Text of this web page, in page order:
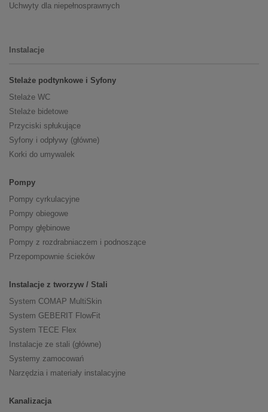
Uchwyty dla niepełnosprawnych
Instalacje
Stelaże podtynkowe i Syfony
Stelaże WC
Stelaże bidetowe
Przyciski spłukujące
Syfony i odpływy (główne)
Korki do umywalek
Pompy
Pompy cyrkulacyjne
Pompy obiegowe
Pompy głębinowe
Pompy z rozdrabniaczem i podnoszące
Przepompownie ścieków
Instalacje z tworzyw / Stali
System COMAP MultiSkin
System GEBERIT FlowFit
System TECE Flex
Instalacje ze stali (główne)
Systemy zamocowań
Narzędzia i materiały instalacyjne
Kanalizacja